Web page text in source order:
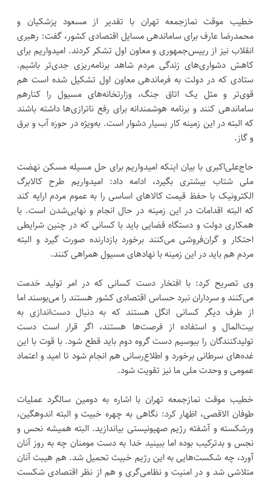
خطیب موقت نمازجمعه تهران با تقدیر از مسعود پزشکیان و
محمدرضا عارف برای ساماندهی مسایل اقتصادی کشور، گفت: رهبری
انقلاب نیز از رییس‌جمهوری و معاون اول تشکر کردند. امیدواریم برای
کاهش دشواری‌های زندگی مردم شاهد برنامه‌ریزی جدی‌تر باشیم.
ستادی که در دولت به فرماندهی معاون اول تشکیل شده است هم
قوی‌تر و مثل یک اتاق جنگ، وزارتخانه‌های مسیول را کنارهم
ساماندهی کنند و برنامه هوشمندانه برای رفع ناترازی‌ها داشته باشند
که البته در این زمینه کار بسیار دشوار است. به‌ویژه در حوزه آب و برق
و گاز.
حاج‌علی‌اکبری با بیان اینکه امیدواریم برای حل مسیله مسکن نهضت
ملی شتاب بیشتری بگیرد، ادامه داد: امیدواریم طرح کالابرگ
الکترونیک با حفظ قیمت کالاهای اساسی را به عموم مردم ارایه کند
که البته اقدامات در این زمینه در حال انجام و نهایی‌شدن است. با
همکاری دولت و دستگاه قضایی باید با کسانی که در چنین شرایطی
احتکار و گران‌فروشی می‌کنند برخورد بازدارنده صورت گیرد و البته
مردم هم باید در این زمینه با نهادهای مسیول همراهی کنند.
وی تصریح کرد: با افتخار دست کسانی که در امر تولید خدمت
می‌کنند و سرداران نبرد حساس اقتصادی کشور هستند را می‌بوسند اما
از طرف دیگر کسانی انگل‌ هستند که به دنبال دست‌اندازی به
بیت‌المال و استفاده از فرصت‌ها هستند، اگر قرار است دست
تولیدکنندگان را ببوسیم دست گروه دوم باید قطع شود. با قوت با این
غده‌های سرطانی برخورد و اطلاع‌رسانی هم انجام شود تا امید و اعتماد
عمومی و وحدت ملی ما نیز تقویت شود.
خطیب موقت نمازجمعه تهران با اشاره به دومین سالگرد عملیات
طوفان الاقصی، اظهار کرد: نگاهی به چهره خبیث و البته اندوهگین،
ورشکسته و آشفته رژیم صهیونیستی بیاندازید. البته همیشه نحس و
نجس و بدترکیب بوده اما ببینید خدا به دست مومنان چه به روز آنان
آورد، چه شکست‌هایی به این رژیم خبیث تحمیل شد. هم هیبت آنان
متلاشی شد و در امنیت و نظامی‌گری و هم از نظر اقتصادی شکست